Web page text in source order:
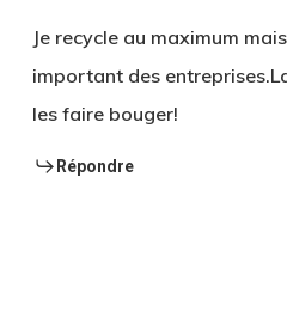
Je recycle au maximum
important des
les faire bouger!
Répondre